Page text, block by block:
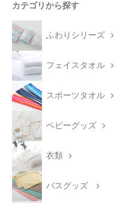
カテゴリから探す
ふわりシリーズ
フェイスタオル
スポーツタオル
ベビーグッズ
衣類
バスグッズ